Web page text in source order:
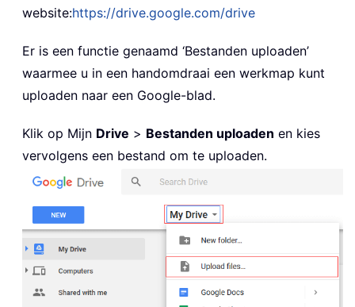
website:https://drive.google.com/drive
Er is een functie genaamd ‘Bestanden uploaden’
waarmee u in een handomdraai een werkmap kunt
uploaden naar een Google-blad.
Klik op Mijn Drive > Bestanden uploaden en kies
vervolgens een bestand om te uploaden.